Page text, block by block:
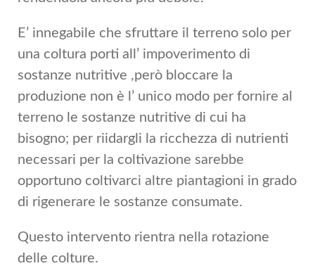
E’ innegabile che sfruttare il terreno solo per
una coltura porti all’ impoverimento di
sostanze nutritive ,però bloccare la
produzione non è l’ unico modo per fornire al
terreno le sostanze nutritive di cui ha
bisogno; per riidargli la ricchezza di nutrienti
necessari per la coltivazione sarebbe
opportuno coltivarci altre piantagioni in grado
di rigenerare le sostanze consumate.
Questo intervento rientra nella rotazione
delle colture.